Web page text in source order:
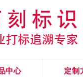
中心 定制